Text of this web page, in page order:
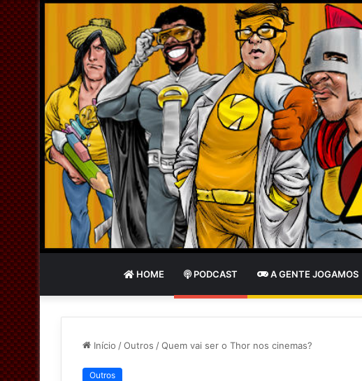
HOME PODCAST A GENTE JOGAMOS
Início /Outros /Quem vai ser o Thor nos cinemas?
Outros